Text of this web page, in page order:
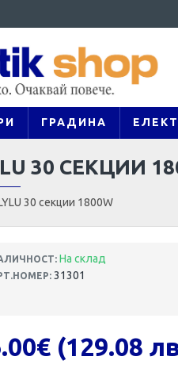
ГРАДИНА
30 секции 1800W
30 СЕКЦИИ
На склад
31301
(129.08